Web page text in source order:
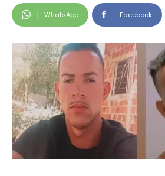
WhatsApp Facebook